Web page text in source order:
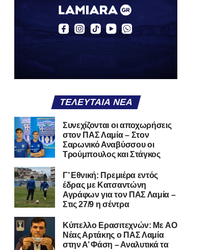
ΤΕΛΕΥΤΑΊΑ ΝΈΑ
Συνεχίζονται οι αποχωρήσεις
στον ΠΑΣ Λαμία – Στον
Σαρωνικό Αναβύσσου οι
Τρούμπουλος και Στάγκος
Γ’ Εθνική: Πρεμιέρα εντός
έδρας με Κατσαντώνη
Αγράφων για τον ΠΑΣ Λαμία –
Στις 27/9 η σέντρα
Kύπελλο Ερασιτεχνών: Με AO
Nέας Αρτάκης ο ΠΑΣ Λαμία
στην Α’ Φάση – Αναλυτικά τα